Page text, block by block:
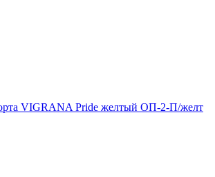
VIGRANA Pride желтый ОП-2-П/желт